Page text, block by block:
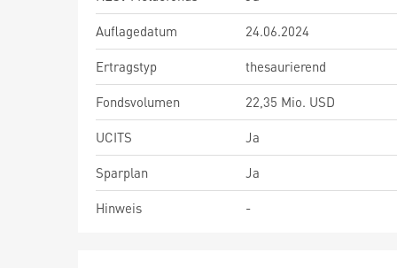
Auflagedatum
24.06.2024
Ertragstyp
thesaurierend
Fondsvolumen
22,35 Mio. USD
UCITS
Ja
Sparplan
Ja
Hinweis
-